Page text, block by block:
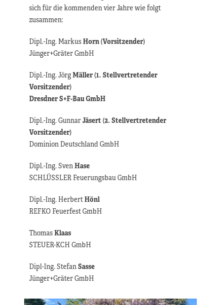
sich für die kommenden vier Jahre wie folgt
zusammen:
Dipl.-Ing. MarkusHorn(Vorsitzender)
Jünger+Gräter GmbH
Dipl.-Ing. JörgMäller(1. Stellvertretender
Vorsitzender)
Dresdner S+F-Bau GmbH
Dipl.-Ing. GunnarJäsert(2. Stellvertretender
Vorsitzender)
Dominion Deutschland GmbH
Dipl.-Ing. SvenHase
SCHLÜSSLER Feuerungsbau GmbH
Dipl.-Ing. HerbertHönl
REFKO Feuerfest GmbH
ThomasKlaas
STEUER-KCH GmbH
Dipl-Ing. StefanSasse
Jünger+Gräter GmbH